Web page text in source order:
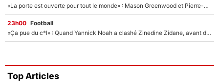
«La porte est ouverte pour tout le monde» : Mason Greenwood et Pierre-Emerick Aubameyang ont quitté l'OM, Amine Gouiri balance sur la suite du mercato et sur la réaction du vestiaire !
23h00 Football
«Ça pue du c*l» : Quand Yannick Noah a clashé Zinedine Zidane, avant de se faire recadrer par le nouveau sélectionneur de l'équipe de France !
Top Articles